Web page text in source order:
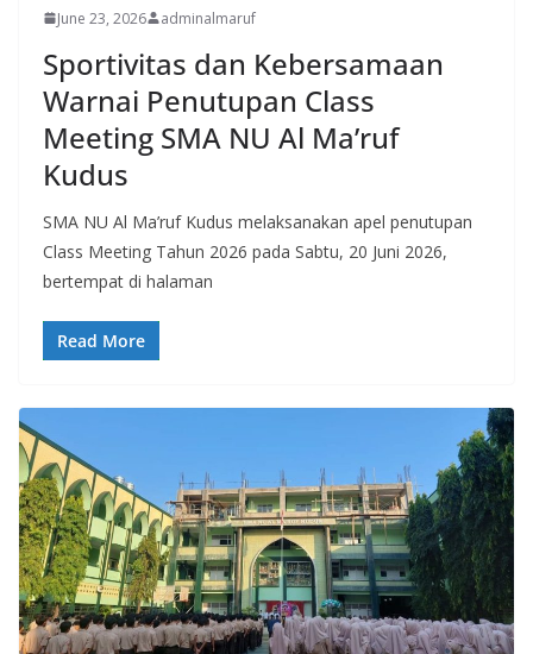
June 23, 2026 adminalmaruf
Sportivitas dan Kebersamaan
Warnai Penutupan Class
Meeting SMA NU Al Ma’ruf
Kudus
SMA NU Al Ma’ruf Kudus melaksanakan apel penutupan
Class Meeting Tahun 2026 pada Sabtu, 20 Juni 2026,
bertempat di halaman
Read More